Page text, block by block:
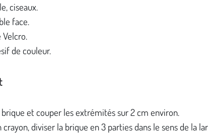
ciseaux.
face.
Velcro.
de couleur.
et couper les extrémités sur 2 cm environ.
crayon, diviser la brique en 3 parties dans le sens de la